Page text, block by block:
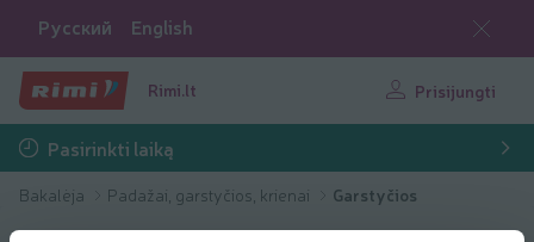
Русский English
Rimi.lt Prisijungti
Pasirinkti laiką
Bakalėja Padažai, garstyčios, krienai Garstyčios